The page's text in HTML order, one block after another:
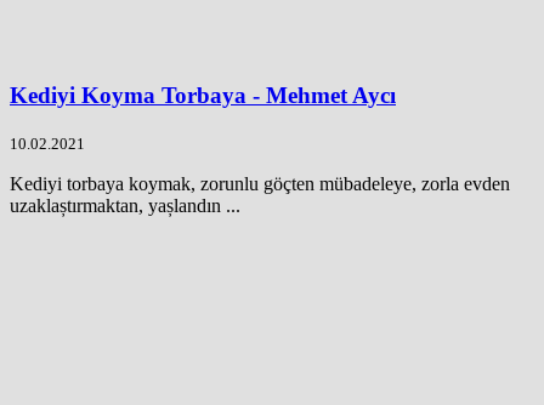
Kediyi Koyma Torbaya - Mehmet Aycı
10.02.2021
Kediyi torbaya koymak, zorunlu göçten mübadeleye, zorla evden
uzaklaștırmaktan, yașlandın ...